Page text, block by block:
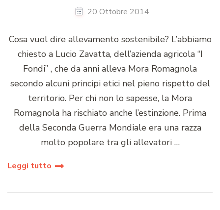
20 Ottobre 2014
Cosa vuol dire allevamento sostenibile? L’abbiamo
chiesto a Lucio Zavatta, dell’azienda agricola “I
Fondi” , che da anni alleva Mora Romagnola
secondo alcuni principi etici nel pieno rispetto del
territorio. Per chi non lo sapesse, la Mora
Romagnola ha rischiato anche l’estinzione. Prima
della Seconda Guerra Mondiale era una razza
molto popolare tra gli allevatori …
Leggi tutto